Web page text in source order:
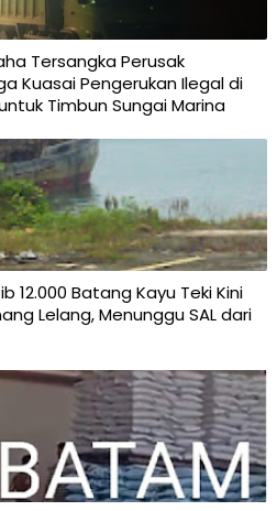
Tersangka Perusak
Kuasai Pengerukan Ilegal di
Timbun Sungai Marina
12.000 Batang Kayu Teki Kini
Lelang, Menunggu SAL dari